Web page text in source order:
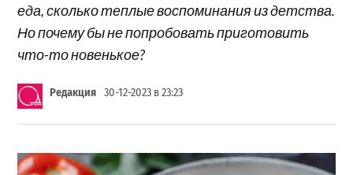
еда, сколько теплые воспоминания из детства.
Но почему бы не попробовать приготовить
что-то новенькое?
Редакция 30-12-2023 в 23:23